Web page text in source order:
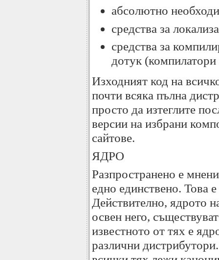
абсолютно
средства за
средства за
дотук (компилатори
Изходният код на
почти всяка пълна
просто да изтеглите
версии на избрани
сайтове.
ЯДРО
Разпространено е
едно единствено. Това
Действително, ядрото
освен него,
известното от тях е
различни